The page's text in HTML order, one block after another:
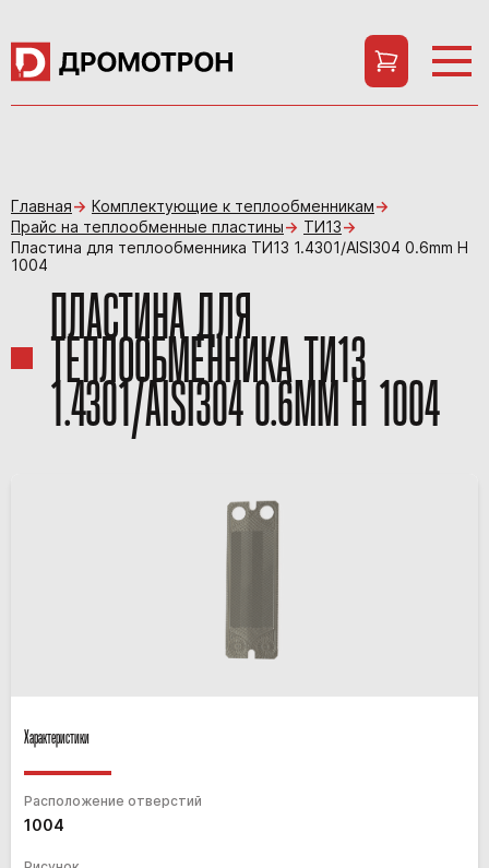
Главная
Комплектующие к теплообменникам
Прайс на теплообменные пластины
ТИ13
Пластина для теплообменника ТИ13 1.4301/AISI304 0.6mm H
1004
ПЛАСТИНА ДЛЯ
ТЕПЛООБМЕННИКА ТИ13
1.4301/AISI304 0.6MM H 1004
Характеристики
Расположение отверстий
1004